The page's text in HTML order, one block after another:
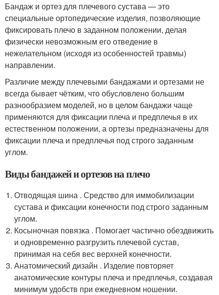
Бандаж и ортез для плечевого сустава — это
специальные ортопедические изделия, позволяющие
фиксировать плечо в заданном положении, делая
физически невозможным его отведение в
нежелательном (исходя из особенностей травмы)
направлении.
Различие между плечевыми бандажами и ортезами не
всегда бывает чётким, что обусловлено большим
разнообразием моделей, но в целом бандажи чаще
применяются для фиксации плеча и предплечья в их
естественном положении, а ортезы предназначены для
фиксации плеча и предплечья под строго заданным
углом.
Виды бандажей и ортезов на плечо
Отводящая шина . Средство для иммобилизации
сустава и фиксации конечности под строго заданным
углом.
Косыночная повязка . Помогает частично обездвижить
и одновременно разгрузить плечевой сустав,
принимая на себя вес верхней конечности.
Анатомический дизайн . Изделие повторяет
анатомические контуры плеча и предплечья, создавая
минимум удобств при ежедневном ношении.